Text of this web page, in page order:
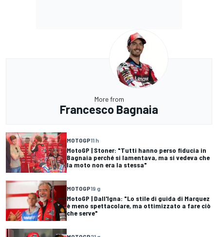
More from
Francesco Bagnaia
MOTOGP11 h
MotoGP | Stoner: "Tutti hanno perso fiducia in
Bagnaia perché si lamentava, ma si vedeva che
la moto non era la stessa"
MOTOGP19 g
MotoGP | Dall'Igna: "Lo stile di guida di Marquez
è meno spettacolare, ma ottimizzato a fare ciò
che serve"